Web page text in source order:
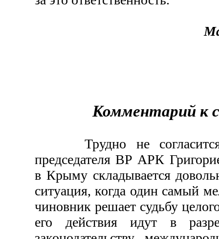
Комментарий к
Трудно не согласится
председателя ВР АРК
в Крыму складывается
ситуация, когда один самый
чиновник решает судьбу
его действия идут в